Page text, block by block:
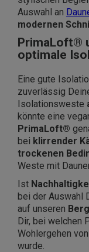
Auswahl an
modernen
PrimaLoft®
optimale
Eine gute
zuverlässig
Isolationsweste
könnte eine
PrimaLoft®
bei klirrender
trockenen
Weste mit
Ist
bei der Auswahl
auf unseren
Dir, bei welchen
Wohlergehen
wurde.